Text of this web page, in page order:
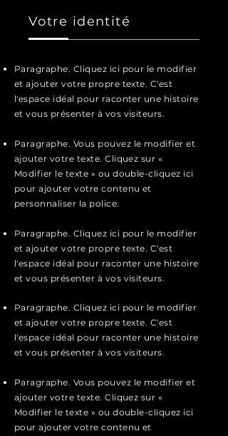
Votre identité
Paragraphe. Cliquez ici pour le modifier
et ajouter votre propre texte. C'est
l'espace idéal pour raconter une histoire
et vous présenter à vos visiteurs.
Paragraphe. Vous pouvez le modifier et
ajouter votre texte. Cliquez sur «
Modifier le texte » ou double-cliquez ici
pour ajouter votre contenu et
personnaliser la police.
Paragraphe. Cliquez ici pour le modifier
et ajouter votre propre texte. C'est
l'espace idéal pour raconter une histoire
et vous présenter à vos visiteurs.
Paragraphe. Cliquez ici pour le modifier
et ajouter votre propre texte. C'est
l'espace idéal pour raconter une histoire
et vous présenter à vos visiteurs.
Paragraphe. Vous pouvez le modifier et
ajouter votre texte. Cliquez sur «
Modifier le texte » ou double-cliquez ici
pour ajouter votre contenu et